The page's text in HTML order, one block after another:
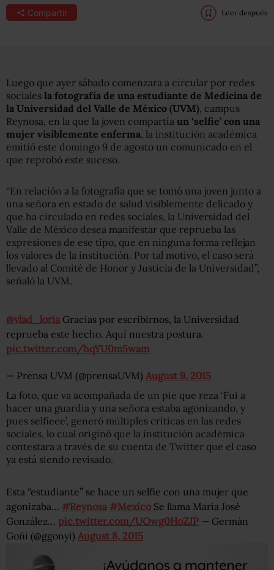
Compartir Leer después
Luego que ayer sábado comenzara a circular por redes
sociales la fotografía de una estudiante de Medicina de
la Universidad del Valle de México (UVM), campus
Reynosa, en la que la joven compartía un ‘selfie’ con una
mujer visiblemente enferma, la institución académica
emitió este domingo 9 de agosto un comunicado en el
que reprobó este suceso.
“En relación a la fotografía que se tomó una joven junto a
una señora en estado de salud visiblemente delicado y
que ha circulado en redes sociales, la Universidad del
Valle de México desea manifestar que reprueba las
expresiones de ese tipo, que en ninguna forma reflejan
los valores de la institución. Por tal motivo, el caso será
llevado al Comité de Honor y Justicia de la Universidad”,
señaló la UVM.
@vlad_loriaGracias por escribirnos, la Universidad
reprueba este hecho. Aquí nuestra postura.
pic.twitter.com/hqYU0m5wam
— Prensa UVM (@prensaUVM) August 9, 2015
La foto, que va acompañada de un pie que reza ‘Fui a
hacer una guardia y una señora estaba agonizando, y
pues selfieee’, generó múltiples críticas en las redes
sociales, lo cual originó que la institución académica
contestara a través de su cuenta de Twitter que el caso
ya está siendo revisado.
Esta “estudiante” se hace un selfie con una mujer que
agonizaba… #Reynosa #Mexico Se llama María José
González… pic.twitter.com/UOwg0HoZJP — Germán
Goñi (@ggonyi) August 8, 2015